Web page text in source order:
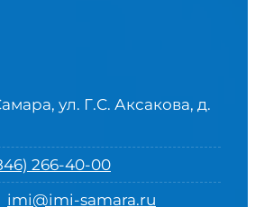
ул. Г.С. Аксакова, д.
266-40-00
imi@imi-samara.ru